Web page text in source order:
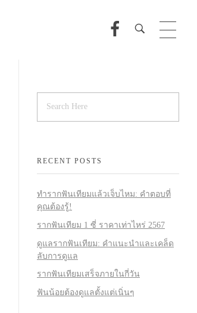
RECENT POSTS
ทำรากฟันเทียมแล้วเจ็บไหม: คำตอบที่
คุณต้องรู้!
รากฟันเทียม 1 ซี่ ราคาเท่าไหร่ 2567
ดูแลรากฟันเทียม: คำแนะนำและเคล็ด
ลับการดูแล
รากฟันเทียมเสร็จภายในกี่วัน
ฟันน้อยต้องดูแลตั้งแต่เนิ่นๆ